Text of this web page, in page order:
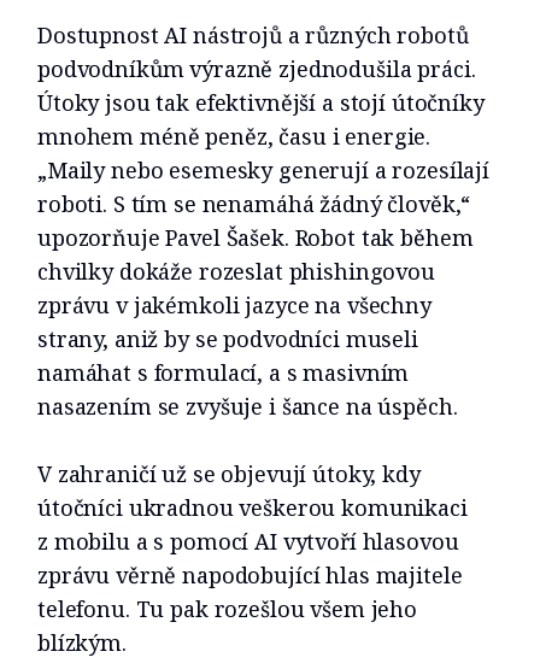
Dostupnost AI nástrojů a různých robotů
podvodníkům výrazně zjednodušila práci.
Útoky jsou tak efektivnější a stojí útočníky
mnohem méně peněz, času i energie.
„Maily nebo esemesky generují a rozesílají
roboti. S tím se nenamáhá žádný člověk,“
upozorňuje Pavel Šašek. Robot tak během
chvilky dokáže rozeslat phishingovou
zprávu v jakémkoli jazyce na všechny
strany, aniž by se podvodníci museli
namáhat s formulací, a s masivním
nasazením se zvyšuje i šance na úspěch.
V zahraničí už se objevují útoky, kdy
útočníci ukradnou veškerou komunikaci
z mobilu a s pomocí AI vytvoří hlasovou
zprávu věrně napodobující hlas majitele
telefonu. Tu pak rozešlou všem jeho
blízkým.